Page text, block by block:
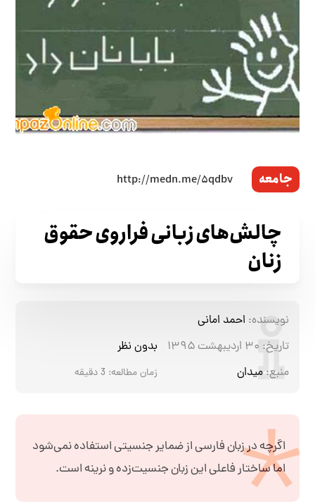
جامعه
چالش‌های زبانی فراروی حقوق
زنان
نویسنده: احمد امانی
تاریخ: ۳۰ اردیبهشت ۱۳۹۵
بدون نظر
منبع: میدان زمان مطالعه: 3دقیقه
اگرچه در زبان فارسی از ضمایر جنسیتی استفاده نمی‌شود
اما ساختار فاعلی این زبان جنسیت‌زده و نرینه است.